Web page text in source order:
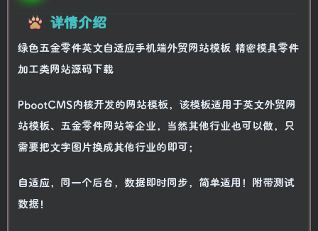
详情介绍
绿色五金零件英文自适应手机端外贸网站模板 精密模具零件
加工类网站源码下载
PbootCMS内核开发的网站模板，该模板适用于英文外贸网
站模板、五金零件网站等企业，当然其他行业也可以做，只
需要把文字图片换成其他行业的即可；
自适应，同一个后台，数据即时同步，简单适用！附带测试
数据！